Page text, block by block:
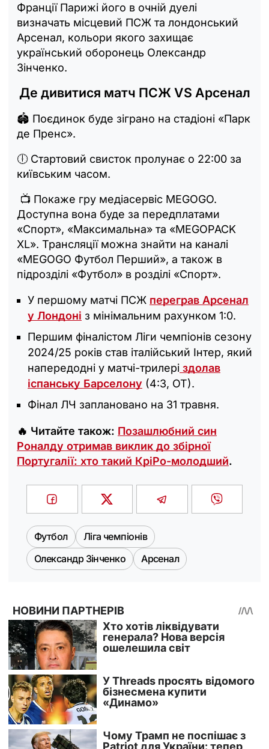
Франції Парижі його в очній дуелі
визначать місцевий ПСЖ та лондонський
Арсенал, кольори якого захищає
український оборонець Олександр
Зінченко.
Де дивитися матч ПСЖ VS Арсенал
🏟 Поєдинок буде зіграно на стадіоні «Парк
де Пренс».
🕕 Стартовий свисток пролунає о 22:00 за
київським часом.
📺 Покаже гру медіасервіс MEGOGO.
Доступна вона буде за передплатами
«Спорт», «Максимальна» та «MEGOPACK
XL». Трансляції можна знайти на каналі
«MEGOGO Футбол Перший», а також в
підрозділі «Футбол» в розділі «Спорт».
У першому матчі ПСЖ переграв Арсенал
у Лондоні з мінімальним рахунком 1:0.
Першим фіналістом Ліги чемпіонів сезону
2024/25 років став італійський Інтер, який
напередодні у матчі-трилері здолав
іспанську Барселону (4:3, ОТ).
Фінал ЛЧ заплановано на 31 травня.
🔥 Читайте також: Позашлюбний син
Роналду отримав виклик до збірної
Португалії: хто такий КріРо-молодший.
Футбол
Ліга чемпіонів
Олександр Зінченко
Арсенал